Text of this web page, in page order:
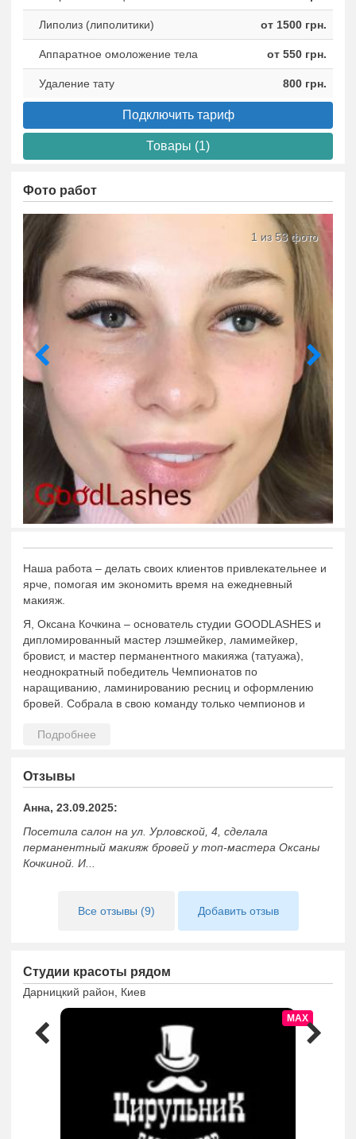
Липолиз (липолитики) от 1500 грн.
Аппаратное омоложение тела от 550 грн.
Удаление тату 800 грн.
Подключить тариф
Товары (1)
Фото работ
1 из 53 фото
Наша работа – делать своих клиентов привлекательнее и
ярче, помогая им экономить время на ежедневный
макияж.
Я, Оксана Кочкина – основатель студии GOODLASHES и
дипломированный мастер лэшмейкер, ламимейкер,
бровист, и мастер перманентного макияжа (татуажа),
неоднократный победитель Чемпионатов по
наращиванию, ламинированию ресниц и оформлению
бровей. Собрала в свою команду только чемпионов и
стерильность процедур – главные принципы, которые мы
материалы гипоаллергенного состава. В студии работают
обучение по ламинированию, наращиванию ресниц и
оформлению бровей. Периодически мы разыскиваем
моделей для отработки профессиональных навыков
Отзывы
Анна, 23.09.2025:
Посетила салон на ул. Урловской, 4, сделала
перманентный макияж бровей у топ-мастера Оксаны
Кочкиной. И...
Все отзывы (9) Добавить отзыв
Студии красоты рядом
Дарницкий район, Киев
MAX